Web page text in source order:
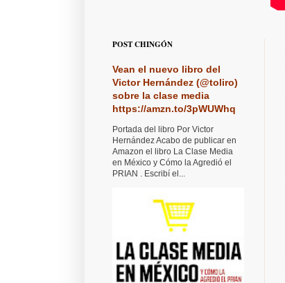
POST CHINGÓN
Vean el nuevo libro del
Victor Hernández (@toliro)
sobre la clase media
https://amzn.to/3pWUWhq
Portada del libro Por Victor
Hernández Acabo de publicar en
Amazon el libro La Clase Media
en México y Cómo la Agredió el
PRIAN . Escribí el...